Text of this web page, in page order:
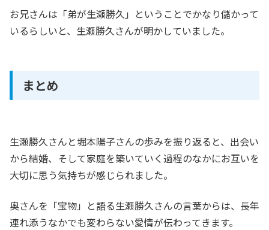
お兄さんは「弟が生瀬勝久」ということでかなり儲かって
いるらしいと、生瀬勝久さんが明かしていました。
まとめ
生瀬勝久さんと堀本陽子さんの歩みを振り返ると、出会い
から結婚、そして家庭を築いていく過程のなかにお互いを
大切に思う気持ちが感じられました。
奥さんを「宝物」と語る生瀬勝久さんの言葉からは、長年
連れ添うなかでも変わらない愛情が伝わってきます。